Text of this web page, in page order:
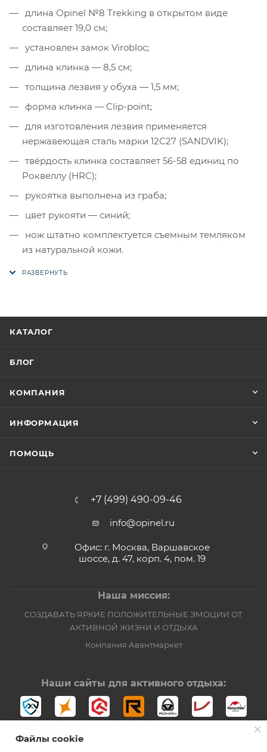
длина Opinel №8 Trekking в открытом виде
составляет 19,0 см;
установлен замок Virobloc;
длина клинка — 8,5 см;
толщина лезвия у обуха — 1,5 мм;
форма клинка — Clip-point;
для изготовления лезвия применяется
нержавеющая сталь марки 12С27 (SANDVIK);
твёрдость клинка составляет 56-58 единиц по
Роквеллу (HRC);
рукоятка выполнена из граба;
цвет рукояти — синий;
нож штатно комплектуется съемным темляком
из натуральной кожи.
КАТАЛОГ
БЛОГ
КОМПАНИЯ
ИНФОРМАЦИЯ
ПОМОЩЬ
+7 (499) 490-09-46
info@opinel.ru
Офис: г. Москва, Варшавское
шоссе, д. 47, корп. 4, пом. 19
Наша миссия:
СОЗДАВАТЬ ЯРКИЕ ПОЛОЖИТЕЛЬНЫЕ ЭМОЦИИ ОТ
АКТИВНОЙ ЖИЗНИ И ОТДЫХА
Компания Авантмаркет
Наши сайты для активного отдыха:
Файлы cookie